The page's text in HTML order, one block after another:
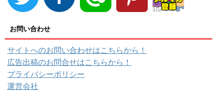
お問い合わせ
サイトへのお問い合わせはこちらから！
広告出稿のお問合せはこちらから！
プライバシーポリシー
運営会社